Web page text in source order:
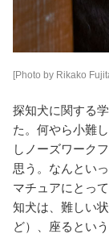
[Photo by Rikako
探知犬に関する
た。何やら小難
しノーズワーク
思う。なんとい
マチュアにとっ
知犬は、難しい
ど）、座るとい